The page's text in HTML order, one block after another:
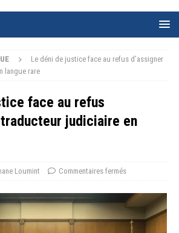
Le déni de justice face au refus d’assigner
langue rare
face au refus
traducteur judiciaire en
Loumint Commentaires fermés